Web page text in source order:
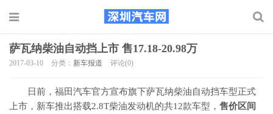
萨瓦纳柴油自动挡上市 售17.18-20.98万
2017-03-10 分类： 新车报道 评论(0)
日前，福田汽车官方宣布旗下萨瓦纳柴油自动挡车型正式
上市，新车推出搭载2.8T柴油发动机的共12款车型， 售价区间